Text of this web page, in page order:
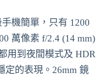
機簡單，只有 1200
萬像素 f/2.4 (14 mm)
用到夜間模式及 HDR
定的表現。26mm 鏡